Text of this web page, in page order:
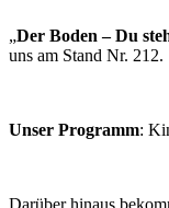
„Der Boden – Du
uns am Stand Nr. 212.
Unser Programm:
Darüber hinaus